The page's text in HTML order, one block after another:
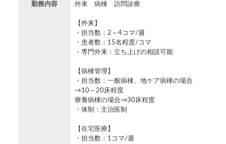
勤務内容 外来 病棟 訪問診療
【外来】
・担当数：2～4コマ/週
・患者数：15名程度/コマ
・専門外来：立ち上げの相談可能
【病棟管理】
・担当数：一般病棟、地ケア病棟の場合
→10～20床程度
療養病棟の場合→30床程度
・体制：主治医制
【在宅医療】
・担当数：1コマ/週